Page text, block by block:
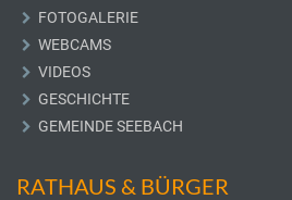
FOTOGALERIE
WEBCAMS
VIDEOS
GESCHICHTE
GEMEINDE SEEBACH
RATHAUS & BÜRGER